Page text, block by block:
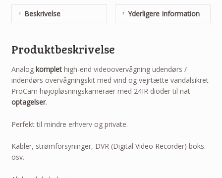
Beskrivelse Yderligere Information
Produktbeskrivelse
Analogkomplethigh-end videoovervågning udendørs /
indendørs overvågningskit med vind og vejrtætte vandalsikret
ProCam højopløsningskameraer med 24IR dioder til nat
optagelser.
Perfekt til mindre erhverv og private.
Kabler, strømforsyninger, DVR (Digital Video Recorder) boks.
osv.